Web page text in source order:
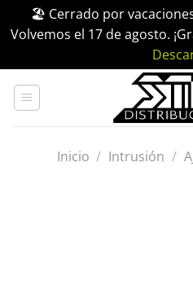
🏖️ Cerrado por
Volvemos el 17 de agosto.
Inicio / Intrusión /